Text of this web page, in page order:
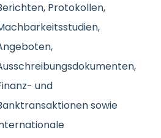
Protokollen,
und
sowie